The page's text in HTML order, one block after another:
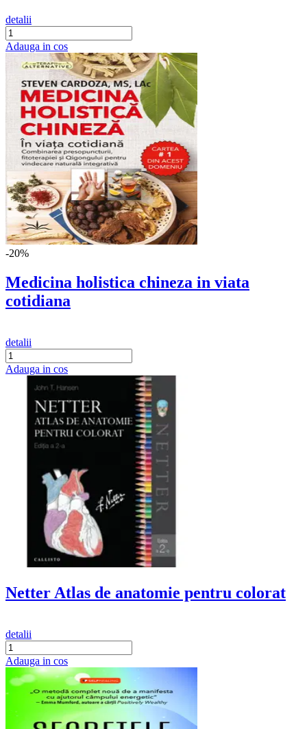
detalii
Adauga in cos
-20%
Medicina holistica chineza in viata
cotidiana
detalii
Adauga in cos
Netter Atlas de anatomie pentru colorat
detalii
Adauga in cos